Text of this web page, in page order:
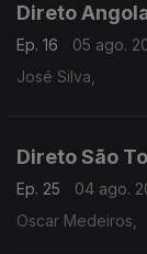
Direto
Ep. 16
05 ago.
José Silva,
Direto São
Ep. 25
04 ago.
Oscar Medeiros,